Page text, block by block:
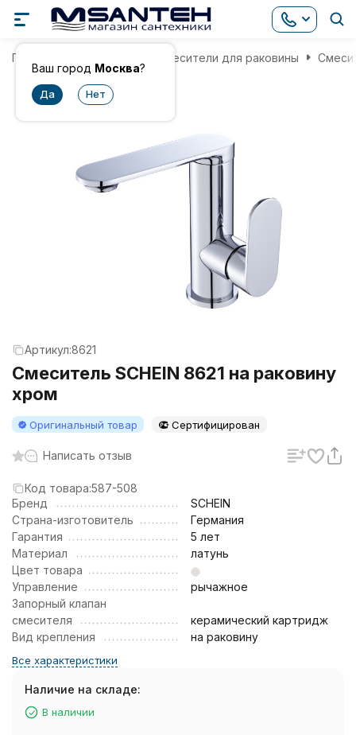
Ваш город Москва?
Главная Смесители для раковины
Артикул:8621
Смеситель SCHEIN 8621 на раковину
хром
Оригинальный товар Сертифицирован
Написать отзыв
Код товара:587-508
Бренд
SCHEIN
Страна-изготовитель
Германия
Гарантия
5 лет
Материал
латунь
Цвет товара
Управление
рычажное
Запорный клапан
смесителя
керамический картридж
Вид крепления
на раковину
Все характеристики
Наличие на складе:
В наличии